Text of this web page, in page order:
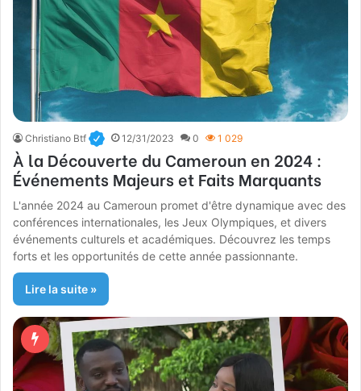
Christiano Btf 12/31/2023 0 1 029
À la Découverte du Cameroun en 2024 :
Événements Majeurs et Faits Marquants
L'année 2024 au Cameroun promet d'être dynamique avec des
conférences internationales, les Jeux Olympiques, et divers
événements culturels et académiques. Découvrez les temps
forts et les opportunités de cette année passionnante.
Lire la suite »